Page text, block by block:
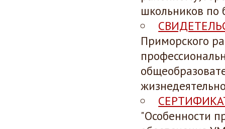
школьников по
Приморского
"Особенности